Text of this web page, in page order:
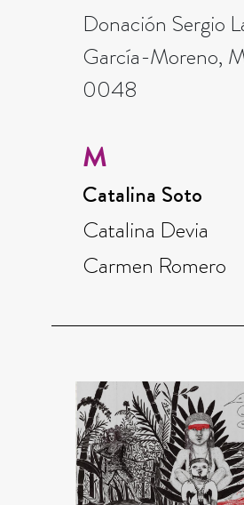
Donación Sergio
García-Moreno,
0048
M
Catalina Soto
Catalina Devia
Carmen Romero